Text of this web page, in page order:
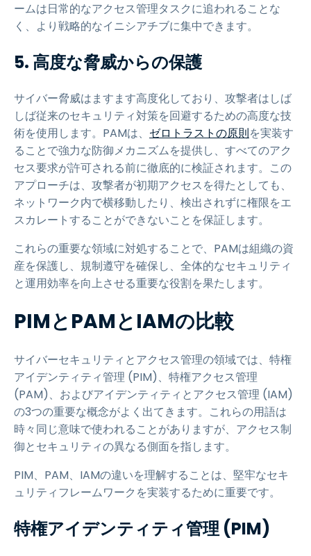
ームは日常的なアクセス管理タスクに追われることな
く、より戦略的なイニシアチブに集中できます。
5. 高度な脅威からの保護
サイバー脅威はますます高度化しており、攻撃者はしば
しば従来のセキュリティ対策を回避するための高度な技
術を使用します。PAMは、 ゼロトラストの原則を実装す
ることで強力な防御メカニズムを提供し、すべてのアク
セス要求が許可される前に徹底的に検証されます。この
アプローチは、攻撃者が初期アクセスを得たとしても、
ネットワーク内で横移動したり、検出されずに権限をエ
スカレートすることができないことを保証します。
これらの重要な領域に対処することで、PAMは組織の資
産を保護し、規制遵守を確保し、全体的なセキュリティ
と運用効率を向上させる重要な役割を果たします。
PIMとPAMとIAMの比較
サイバーセキュリティとアクセス管理の領域では、特権
アイデンティティ管理 (PIM)、特権アクセス管理
(PAM)、およびアイデンティティとアクセス管理 (IAM)
の3つの重要な概念がよく出てきます。これらの用語は
時々同じ意味で使われることがありますが、アクセス制
御とセキュリティの異なる側面を指します。
PIM、PAM、IAMの違いを理解することは、堅牢なセキ
ュリティフレームワークを実装するために重要です。
特権アイデンティティ管理 (PIM)